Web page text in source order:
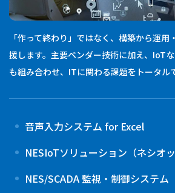
「作って終わり」ではなく、構築から運
援します。主要ベンダー技術に加え、IoT
も組み合わせ、ITに関わる課題をトータル
音声入力システム for Excel
NESIoTソリューション（ネシオッ
NES/SCADA 監視・制御システム